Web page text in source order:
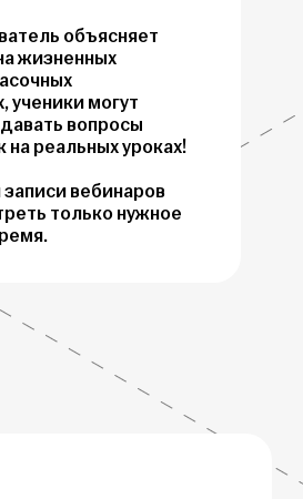
объясняет
жизненных
ученики могут
вопросы
на реальных уроках!
вебинаров
только нужное